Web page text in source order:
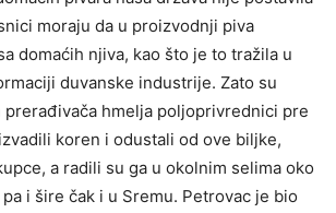
moraju da u proizvodnji piva
domaćih njiva, kao što je to tražila u
duvanske industrije. Zato su
prerađivača hmelja poljoprivrednici pre
koren i odustali od ove biljke,
a radili su ga u okolnim selima oko
i šire čak i u Sremu. Petrovac je bio